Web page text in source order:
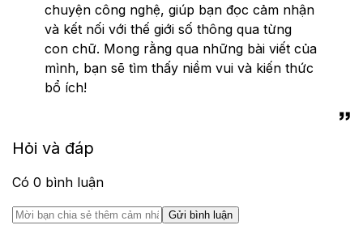
chuyện công nghệ, giúp bạn đọc cảm nhận
và kết nối với thế giới số thông qua từng
con chữ. Mong rằng qua những bài viết của
mình, bạn sẽ tìm thấy niềm vui và kiến thức
bổ ích!
Hỏi và đáp
Có 0 bình luận
Gửi bình luận